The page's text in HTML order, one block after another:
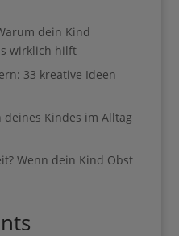
dein Kind
wirklich hilft
33 kreative Ideen
Kindes im Alltag
Wenn dein Kind Obst